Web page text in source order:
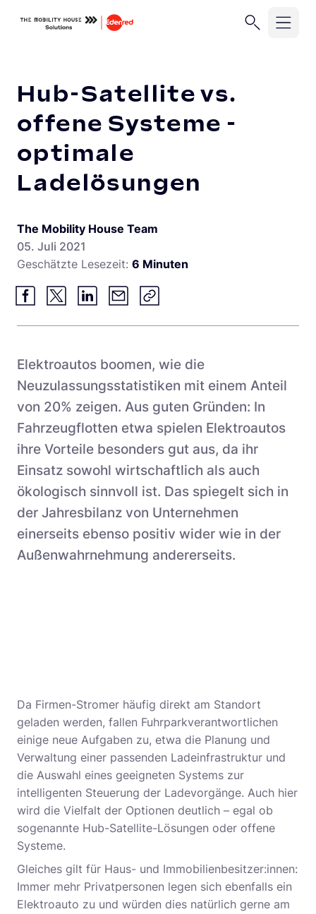
Branchen
Unternehmensflotten
Logistikflotten
Elektroinstallationsbetriebe
Stadtwerke und Energieversorger
Gewerbeimmobilien
Wohnimmobilien
Ladeinfrastruktur-Betreiber
Hotels
Leasinggesellschaften
Fachplaner:innen
Migration
Lösungen und Services
Abrechnung
Abrechnungsmanagement
Lastmanagement
ChargePilot®
Übersicht
Lastmanagement und Ladelogik
Schnittstellen
Betrieb und Monitoring
Product Updates
Knowledge Center
Vehicle-to-Grid
Hub-Satellite vs.
offene Systeme -
optimale
Ladelösungen
The Mobility House Team
05. Juli 2021
Geschätzte Lesezeit: 6 Minuten
Elektroautos boomen, wie die
Neuzulassungsstatistiken mit einem Anteil
von 20% zeigen. Aus guten Gründen: In
Fahrzeugflotten etwa spielen Elektroautos
ihre Vorteile besonders gut aus, da ihr
Einsatz sowohl wirtschaftlich als auch
ökologisch sinnvoll ist. Das spiegelt sich in
der Jahresbilanz von Unternehmen
einerseits ebenso positiv wider wie in der
Außenwahrnehmung andererseits.
Da Firmen-Stromer häufig direkt am Standort
geladen werden, fallen Fuhrparkverantwortlichen
einige neue Aufgaben zu, etwa die Planung und
Verwaltung einer passenden Ladeinfrastruktur und
die Auswahl eines geeigneten Systems zur
intelligenten Steuerung der Ladevorgänge. Auch hier
wird die Vielfalt der Optionen deutlich – egal ob
sogenannte Hub-Satellite-Lösungen oder offene
Systeme.
Gleiches gilt für Haus- und Immobilienbesitzer:innen:
Immer mehr Privatpersonen legen sich ebenfalls ein
Elektroauto zu und würden dies natürlich gerne am